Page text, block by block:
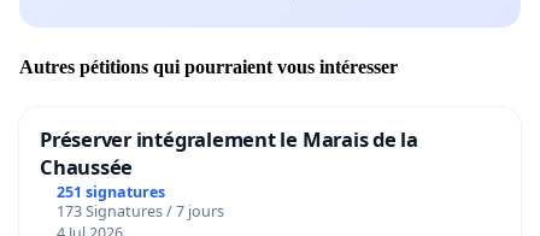
Autres pétitions qui pourraient vous intéresser
Préserver intégralement le Marais de la
Chaussée
251 signatures
173 Signatures / 7 jours